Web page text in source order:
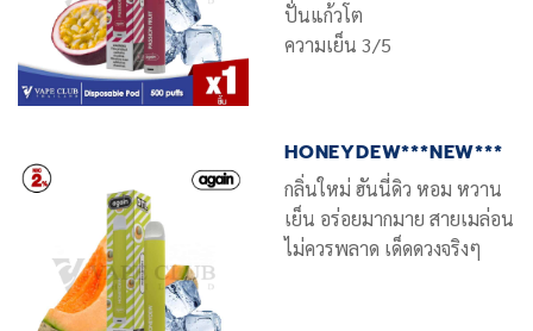
ปั่นแก้วโต
ความเย็น 3/5
HONEYDEW***NEW***
กลิ่นใหม่ ฮันนี่ดิว หอม หวาน
เย็น อร่อยมากมาย สายเมล่อน
ไม่ควรพลาด เด็ดดวงจริงๆ